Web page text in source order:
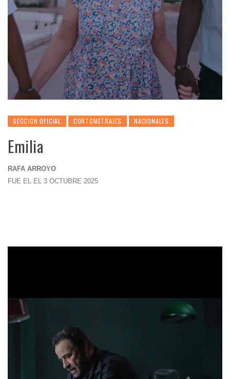
SECCION OFICIAL CORTOMETRAJES NACIONALES
Emilia
RAFA ARROYO
FUE EL EL 3 OCTUBRE 2025